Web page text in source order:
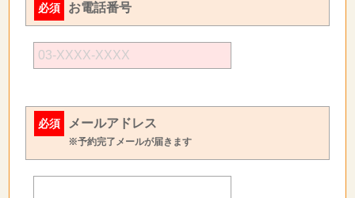
必須 お電話番号
必須 メールアドレス
※予約完了メールが届きます